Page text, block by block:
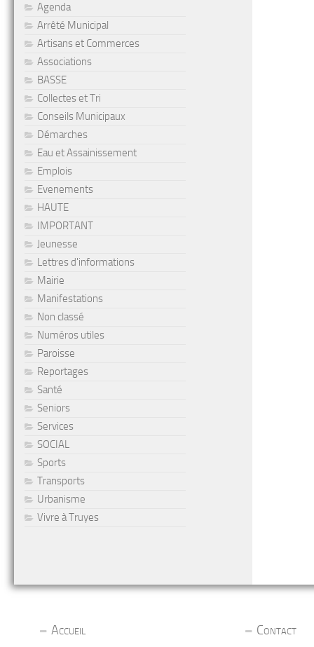
Agenda
Arrêté Municipal
Artisans et Commerces
Associations
BASSE
Collectes et Tri
Conseils Municipaux
Démarches
Eau et Assainissement
Emplois
Evenements
HAUTE
IMPORTANT
Jeunesse
Lettres d'informations
Mairie
Manifestations
Non classé
Numéros utiles
Paroisse
Reportages
Santé
Seniors
Services
SOCIAL
Sports
Transports
Urbanisme
Vivre à Truyes
Accueil
Contact